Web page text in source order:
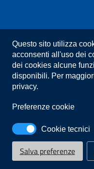
Privacy Note legali
Mappa del sito Link
Questo sito utilizza
acconsenti all'uso dei
dei cookies alcune
disponibili. Per
privacy.
Preferenze cookie
Cookie tecnici
Salva preferenze